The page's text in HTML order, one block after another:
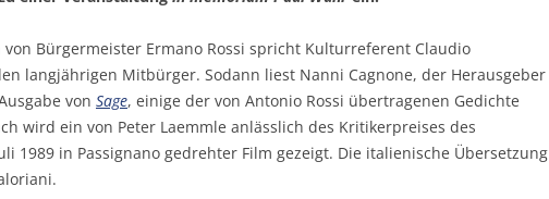
Bürgermeister Ermano Rossi spricht Kulturreferent Claudio
langjährigen Mitbürger. Sodann liest Nanni Cagnone, der Herausgeber
von Sage, einige der von Antonio Rossi übertragenen Gedichte
wird ein von Peter Laemmle anlässlich des Kritikerpreises des
1989 in Passignano gedrehter Film gezeigt. Die italienische Übersetzung